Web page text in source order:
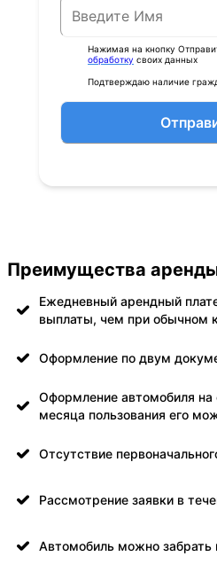
Нажимая на кнопку
обработку своих данных
Подтверждаю наличие
Преимущества
Ежедневный арендный
выплаты, чем при обычном
Оформление по двум
Оформление автомобиля на
месяца пользования его
Отсутствие
Рассмотрение заявки в
Автомобиль можно забрать